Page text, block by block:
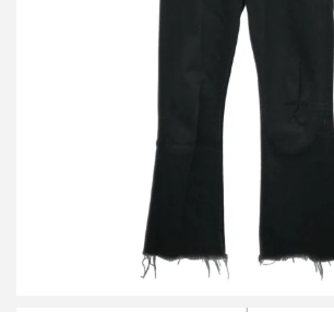
セリーヌ ディラン カットオフ ブーツカッ
2N583760D
買取金額21,600円
詳しく見る